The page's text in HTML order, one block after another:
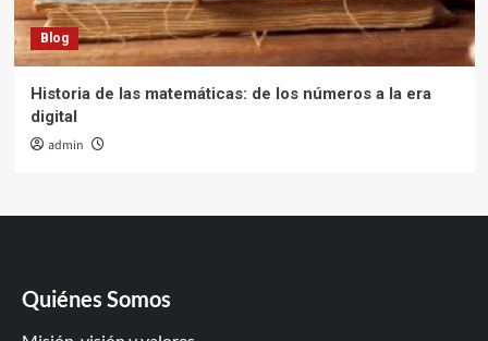
Blog
Historia de las matemáticas: de los números a la era
digital
admin
Quiénes Somos